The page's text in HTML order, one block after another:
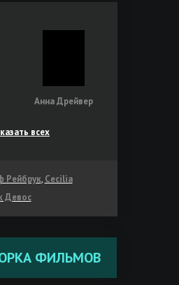
Анна Дрейвер
всех
Рейбрук, Cecilia
Девос
ФИЛЬМОВ